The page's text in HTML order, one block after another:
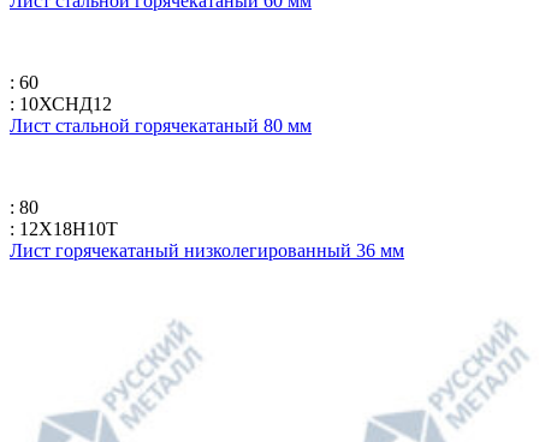
: 60
: 10ХСНД12
Лист стальной горячекатаный 80 мм
: 80
: 12Х18Н10Т
Лист горячекатаный низколегированный 36 мм